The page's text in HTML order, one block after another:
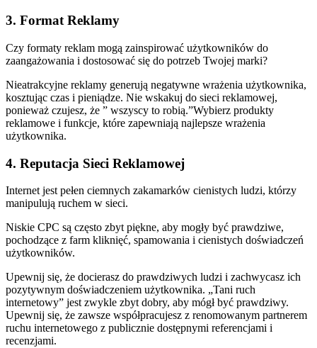
3. Format Reklamy
Czy formaty reklam mogą zainspirować użytkowników do
zaangażowania i dostosować się do potrzeb Twojej marki?
Nieatrakcyjne reklamy generują negatywne wrażenia użytkownika,
kosztując czas i pieniądze. Nie wskakuj do sieci reklamowej,
ponieważ czujesz, że ” wszyscy to robią.”Wybierz produkty
reklamowe i funkcje, które zapewniają najlepsze wrażenia
użytkownika.
4. Reputacja Sieci Reklamowej
Internet jest pełen ciemnych zakamarków cienistych ludzi, którzy
manipulują ruchem w sieci.
Niskie CPC są często zbyt piękne, aby mogły być prawdziwe,
pochodzące z farm kliknięć, spamowania i cienistych doświadczeń
użytkowników.
Upewnij się, że docierasz do prawdziwych ludzi i zachwycasz ich
pozytywnym doświadczeniem użytkownika. „Tani ruch
internetowy” jest zwykle zbyt dobry, aby mógł być prawdziwy.
Upewnij się, że zawsze współpracujesz z renomowanym partnerem
ruchu internetowego z publicznie dostępnymi referencjami i
recenzjami.